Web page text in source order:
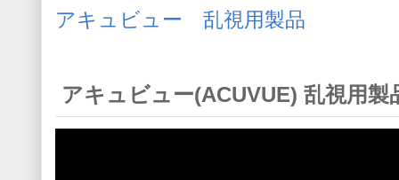
アキュビュー 乱視用製品
アキュビュー(ACUVUE) 乱視用製